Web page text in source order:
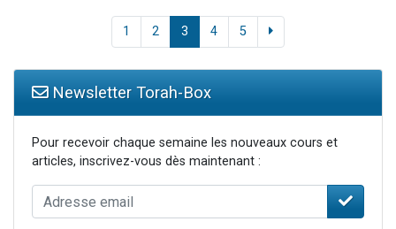
1 2 3 4 5
Newsletter Torah-Box
Pour recevoir chaque semaine les nouveaux cours et
articles, inscrivez-vous dès maintenant :